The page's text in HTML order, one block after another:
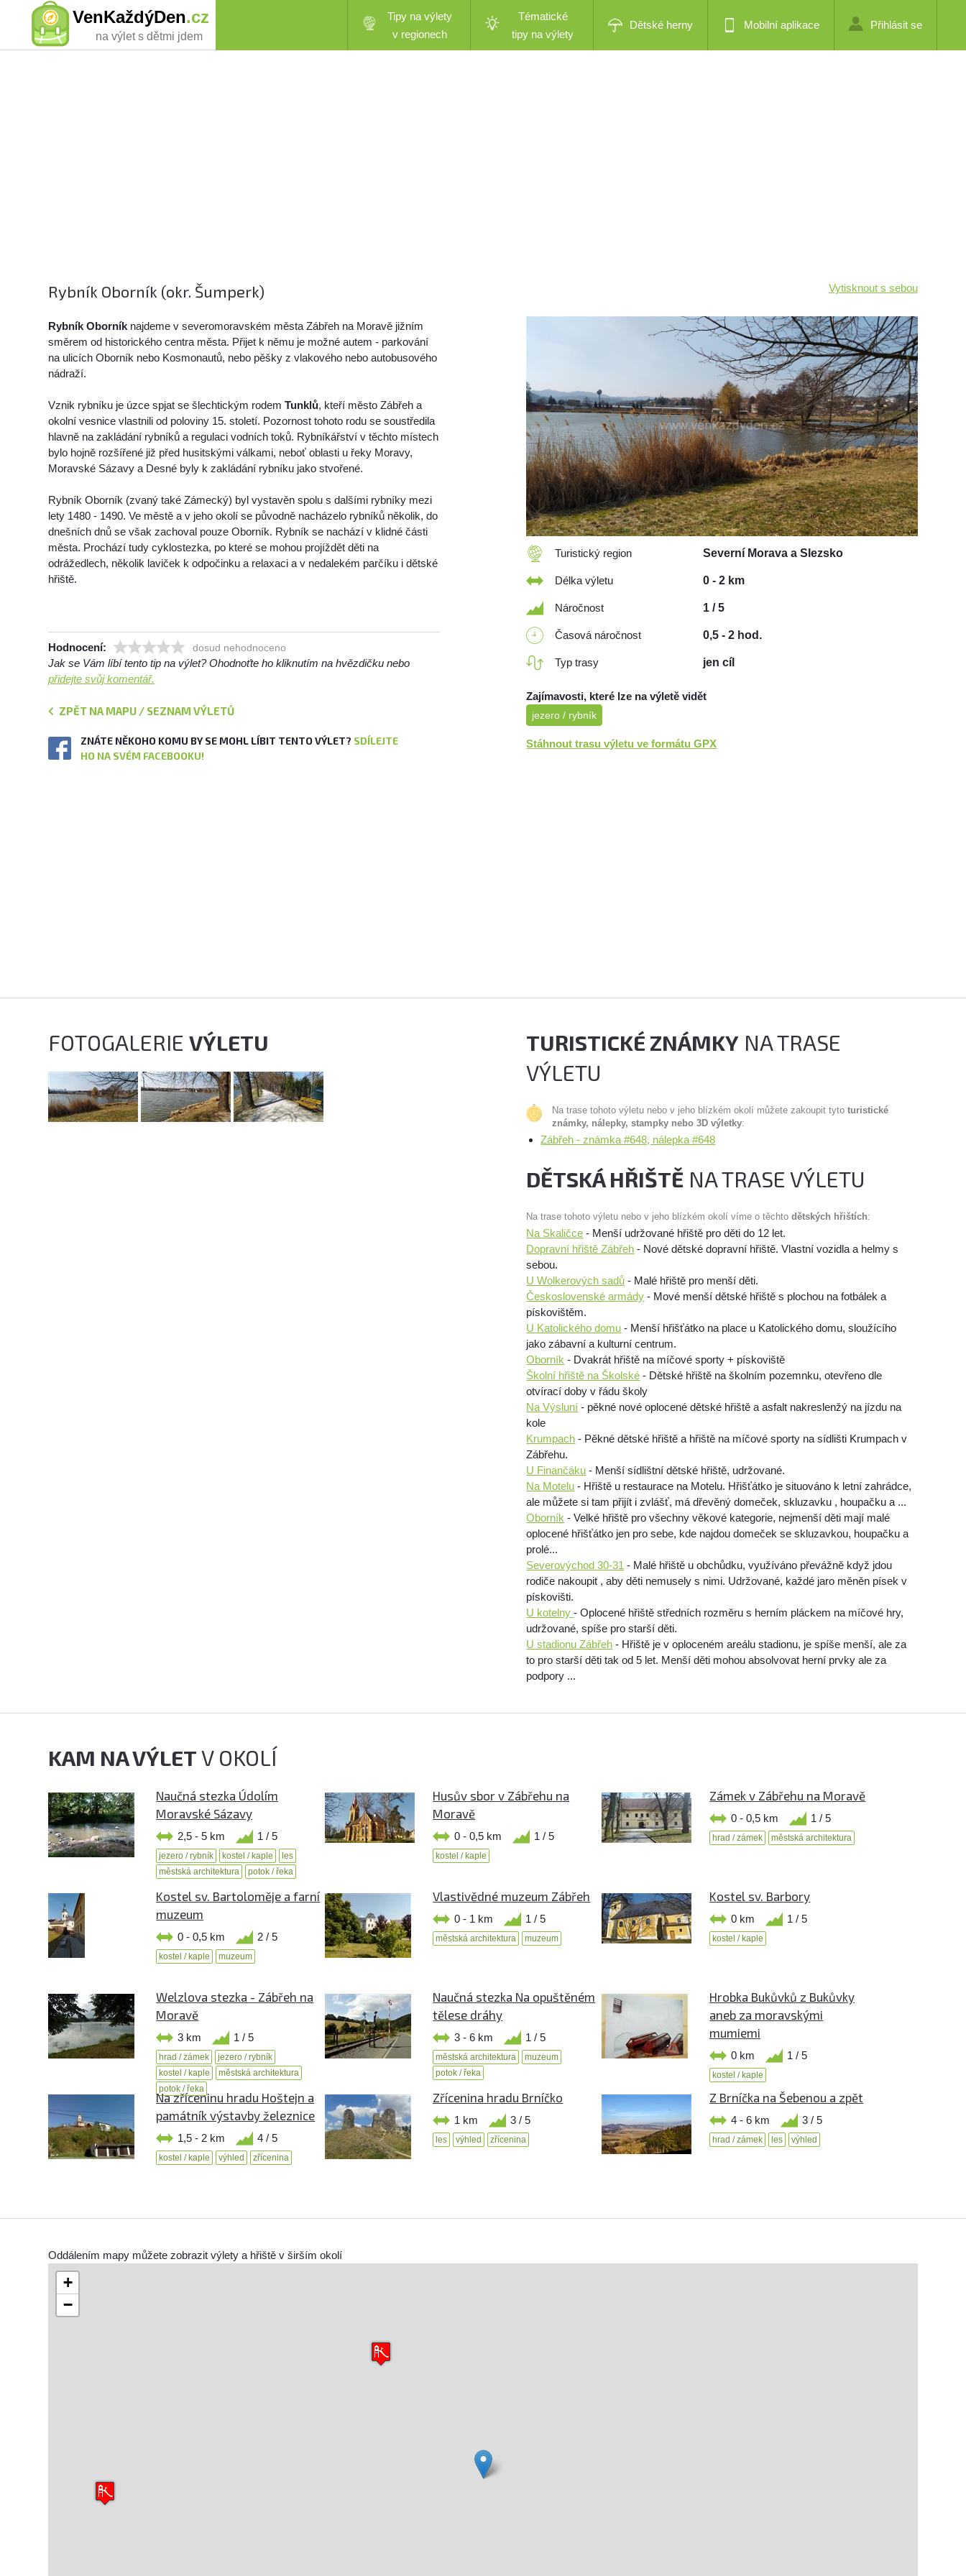
VenKaždýDen.cz
na výlet s dětmi jdem
Tipy na výlety
v regionech
Tématické
tipy na výlety
Dětské herny Mobilní aplikace Přihlásit se
Rybník Oborník (okr. Šumperk) Vytisknout s sebou
Rybník Oborník najdeme v severomoravském města Zábřeh na Moravě jižním
směrem od historického centra města. Přijet k němu je možné autem - parkování
na ulicích Oborník nebo Kosmonautů, nebo pěšky z vlakového nebo autobusového
nádraží.
Vznik rybníku je úzce spjat se šlechtickým rodemTunklů, kteří město Zábřeh a
okolní vesnice vlastnili od poloviny 15. století. Pozornost tohoto rodu se soustředila
hlavně na zakládání rybníků a regulaci vodních toků. Rybníkářství v těchto místech
bylo hojně rozšířené již před husitskými válkami, neboť oblasti u řeky Moravy,
Moravské Sázavy a Desné byly k zakládání rybníku jako stvořené.
Rybník Oborník (zvaný také Zámecký) byl vystavěn spolu s dalšími rybníky mezi
lety 1480 - 1490. Ve městě a v jeho okolí se původně nacházelo rybníků několik, do
dnešních dnů se však zachoval pouze Oborník. Rybník se nachází v klidné části
města. Prochází tudy cyklostezka, po které se mohou projíždět děti na
odrážedlech, několik laviček k odpočinku a relaxaci a v nedalekém parčíku i dětské
hřiště.
Hodnocení: dosud nehodnoceno
Jak se Vám líbí tento tip na výlet? Ohodnoťte ho kliknutím na hvězdičku nebo
přidejte svůj komentář.
ZPĚT NA MAPU / SEZNAM VÝLETŮ
ZNÁTE NĚKOHO KOMU BY SE MOHL LÍBIT TENTO VÝLET? SDÍLEJTE
HO NA SVÉM FACEBOOKU!
Turistický region Severní Morava a Slezsko
Délka výletu 0 - 2 km
Náročnost 1 / 5
Časová náročnost 0,5 - 2 hod.
Typ trasy jen cíl
Zajímavosti, které lze na výletě vidět
jezero / rybník
Stáhnout trasu výletu ve formátu GPX
FOTOGALERIEVÝLETU TURISTICKÉ ZNÁMKY NA TRASE
VÝLETU
Na trase tohoto výletu nebo v jeho blízkém okolí můžete zakoupit tytoturistické
známky, nálepky, stampky nebo 3D výletky:
Zábřeh - známka #648, nálepka #648
DĚTSKÁ HŘIŠTĚ NA TRASE VÝLETU
Na trase tohoto výletu nebo v jeho blízkém okolí víme o těchtodětských hřištích:
Na Skaličce - Menší udržované hřiště pro děti do 12 let.
Dopravní hřiště Zábřeh - Nové dětské dopravní hřiště. Vlastní vozidla a helmy s
sebou.
U Wolkerových sadů - Malé hřiště pro menší děti.
Československé armády - Mové menší dětské hřiště s plochou na fotbálek a
pískovištěm.
U Katolického domu - Menší hřišťátko na place u Katolického domu, sloužícího
jako zábavní a kulturní centrum.
Oborník - Dvakrát hřiště na míčové sporty + pískoviště
Školní hřiště na Školské - Dětské hřiště na školním pozemnku, otevřeno dle
otvírací doby v řádu školy
Na Výsluní - pěkné nové oplocené dětské hřiště a asfalt nakreslenžý na jízdu na
kole
Krumpach - Pěkné dětské hřiště a hřiště na míčové sporty na sídlišti Krumpach v
Zábřehu.
U Finančáku - Menší sídlištní dětské hřiště, udržované.
Na Motelu - Hřiště u restaurace na Motelu. Hřišťátko je situováno k letní zahrádce,
ale můžete si tam přijít i zvlášť, má dřevěný domeček, skluzavku , houpačku a ...
Oborník - Velké hřiště pro všechny věkové kategorie, nejmenší děti mají malé
oplocené hřišťátko jen pro sebe, kde najdou domeček se skluzavkou, houpačku a
prolé...
Severovýchod 30-31 - Malé hřiště u obchůdku, využíváno převážně když jdou
rodiče nakoupit , aby děti nemusely s nimi. Udržované, každé jaro měněn písek v
pískovišti.
U kotelny- Oplocené hřiště středních rozměru s herním pláckem na míčové hry,
udržované, spíše pro starší děti.
U stadionu Zábřeh - Hřiště je v oploceném areálu stadionu, je spíše menší, ale za
to pro starší děti tak od 5 let. Menší děti mohou absolvovat herní prvky ale za
podpory ...
KAM NA VÝLETV OKOLÍ
Naučná stezka Údolím
Moravské Sázavy
2,5 - 5 km 1 / 5
jezero / rybník kostel / kaple
les
městská architektura
potok / řeka
Husův sbor v Zábřehu na
Moravě
0 - 0,5 km 1 / 5
kostel / kaple
Zámek v Zábřehu na Moravě
0 - 0,5 km 1 / 5
hrad / zámek městská architektura
Kostel sv. Bartoloměje a farní
muzeum
0 - 0,5 km 2 / 5
kostel / kaple muzeum
Vlastivědné muzeum Zábřeh
0 - 1 km 1 / 5
městská architektura muzeum
Kostel sv. Barbory
0 km 1 / 5
kostel / kaple
Welzlova stezka - Zábřeh na
Moravě
3 km 1 / 5
hrad / zámek
jezero / rybník
kostel / kaple
městská architektura
potok / řeka
Naučná stezka Na opuštěném
tělese dráhy
3 - 6 km 1 / 5
městská architektura
muzeum
potok / řeka
Hrobka Bukůvků z Bukůvky
aneb za moravskými
mumiemi
0 km 1 / 5
kostel / kaple
Na zříceninu hradu Hoštejn a
památník výstavby železnice
1,5 - 2 km 4 / 5
kostel / kaple výhled zřícenina
Zřícenina hradu Brníčko
1 km 3 / 5
les výhled zřícenina
Z Brníčka na Šebenou a zpět
4 - 6 km 3 / 5
hrad / zámek les výhled
Oddálením mapy můžete zobrazit výlety a hřiště v širším okolí
+
−